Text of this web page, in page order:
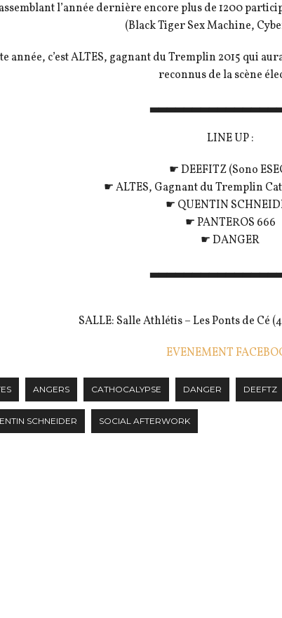
l’année dernière encore plus de 1200
(Black Tiger Sex Machine,
année, c’est ALTES, gagnant du Tremplin 2015 qui
reconnus de la scène
LINE UP :
☛ DEEFITZ (Sono
☛ ALTES, Gagnant du Tremplin
☛ QUENTIN
☛ PANTEROS 666
☛ DANGER
SALLE: Salle Athlétis – Les Ponts de Cé
EVENEMENT
ANGERS CATHOCALYPSE DANGER DEEFTZ
SCHNEIDER SOCIAL AFTERWORK